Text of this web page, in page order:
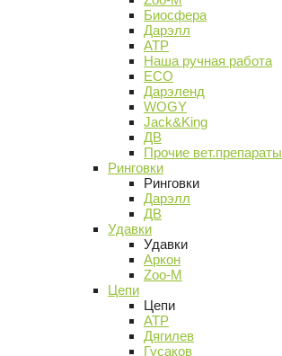
Биосфера
Дарэлл
АТР
Наша ручная работа
ECO
Дарэленд
WOGY
Jack&King
ДВ
Прочие вет.препараты
Ринговки
Ринговки
Дарэлл
ДВ
Удавки
Удавки
Аркон
Zoo-M
Цепи
Цепи
АТР
Дягилев
Гусаков